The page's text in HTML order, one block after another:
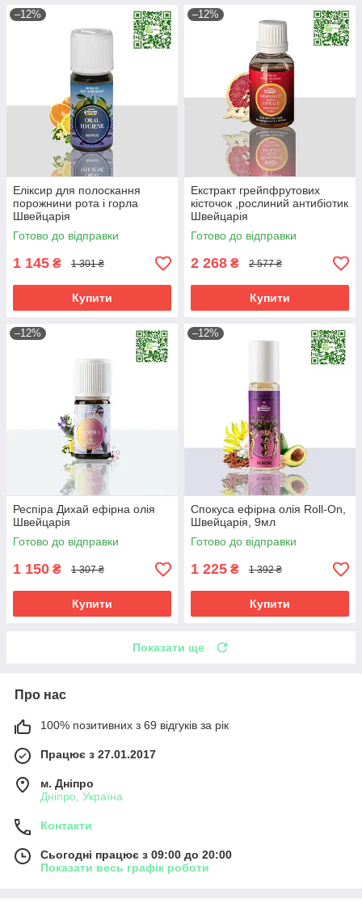
–12%
Еліксир для полоскання
порожнини рота і горла
Швейцарія
Готово до відправки
1 145 ₴ 1 301 ₴
Купити
–12%
Екстракт грейпфрутових
кісточок ,рослиний антибіотик
Швейцарія
Готово до відправки
2 268 ₴ 2 577 ₴
Купити
–12%
Респіра Дихай ефірна олія
Швейцарія
Готово до відправки
1 150 ₴ 1 307 ₴
Купити
–12%
Спокуса ефірна олія Roll-On,
Швейцарія, 9мл
Готово до відправки
1 225 ₴ 1 392 ₴
Купити
Показати ще
Про нас
100% позитивних з 69 відгуків за рік
Працює з 27.01.2017
м. Дніпро
Дніпро, Україна
Контакти
Сьогодні працює з 09:00 до 20:00
Показати весь графік роботи